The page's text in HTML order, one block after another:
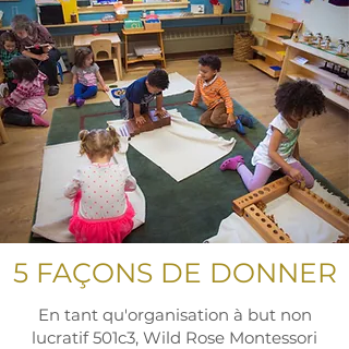
5 FAÇONS DE DONNER
En tant qu'organisation à but non
lucratif 501c3, Wild Rose Montessori